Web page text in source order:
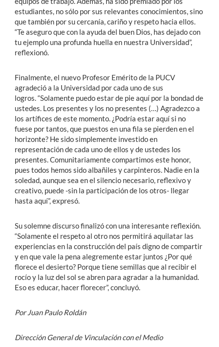
estudiantes, no sólo por sus relevantes conocimientos, sino
que también por su cercanía, cariño y respeto hacia ellos.
“Te aseguro que con la ayuda del buen Dios, has dejado con
tu ejemplo una profunda huella en nuestra Universidad”,
reflexionó.
Finalmente, el nuevo Profesor Emérito de la PUCV
agradeció a la Universidad por cada uno de sus
logros. “Solamente puedo estar de pie aquí por la bondad de
ustedes. Los presentes y los no presentes (…) Agradezco a
los artífices de este momento. ¿Podría estar aquí si no
fuese por tantos, que puestos en una fila se pierden en el
horizonte? He sido simplemente investido en
representación de cada uno de ellos y de ustedes los
presentes. Comunitariamente compartimos este honor,
pues todos hemos sido albañiles y carpinteros. Nadie en la
soledad, aunque sea en el silencio necesario, reflexivo y
creativo, puede -sin la participación de los otros- llegar
hasta aquí”, expresó.
Su solemne discurso finalizó con una interesante reflexión.
“Solamente el respeto al otro nos permitirá aquilatar las
experiencias en la construcción del país digno de compartir
y en que vale la pena alegremente estar juntos ¿Por qué
florece el desierto? Porque tiene semillas que al recibir el
rocío y la luz del sol se abren para agradar a la humanidad.
Eso es educar, hacer florecer”, concluyó.
Por Juan Paulo Roldán
Dirección General de Vinculación con el Medio